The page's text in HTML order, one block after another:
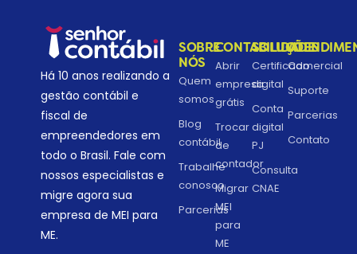
Há 10 anos realizando a
gestão contábil e
fiscal de
empreendedores em
todo o Brasil. Fale com
nossos especialistas e
migre agora sua
empresa de MEI para
ME.
SOBRE
NÓS
Quem
somos
Blog
contábil
Trabalhe
conosco
Parcerias
CONTABILIDADE
Abrir
empresa
grátis
Trocar
de
contador
Migrar
MEI
para
ME
SOLUÇÕES
Certificado
digital
Conta
digital
PJ
Consulta
CNAE
Comercial
Suporte
Parcerias
Contato